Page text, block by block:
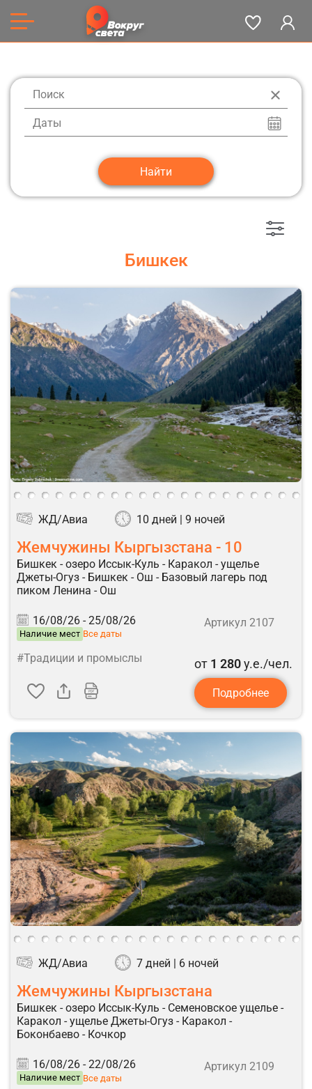
Даты
Бишкек
ЖД/Авиа 10 дней | 9 ночей
Жемчужины Кыргызстана - 10
Бишкек - озеро Иссык-Куль - Каракол - ущелье
Джеты-Огуз - Бишкек - Ош - Базовый лагерь под
пиком Ленина - Ош
16/08/26 - 25/08/26
Наличие мест Все даты
Артикул 2107
#Традиции и промыслы от 1 280у.е./чел.
Подробнее
ЖД/Авиа 7 дней | 6 ночей
Жемчужины Кыргызстана
Бишкек - озеро Иссык-Куль - Семеновское ущелье -
Каракол - ущелье Джеты-Огуз - Каракол -
Боконбаево - Кочкор
16/08/26 - 22/08/26
Наличие мест Все даты
Артикул 2109